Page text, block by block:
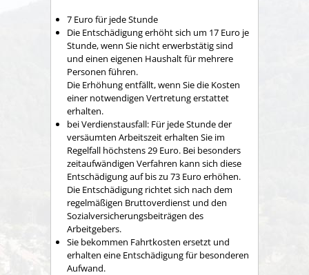
7 Euro für jede Stunde
Die Entschädigung erhöht sich um 17 Euro je
Stunde, wenn Sie nicht erwerbstätig sind
und einen eigenen Haushalt für mehrere
Personen führen.
Die Erhöhung entfällt, wenn Sie die Kosten
einer notwendigen Vertretung erstattet
erhalten.
bei Verdienstausfall: Für jede Stunde der
versäumten Arbeitszeit erhalten Sie im
Regelfall höchstens 29 Euro. Bei besonders
zeitaufwändigen Verfahren kann sich diese
Entschädigung auf bis zu 73 Euro erhöhen.
Die Entschädigung richtet sich nach dem
regelmäßigen Bruttoverdienst und den
Sozialversicherungsbeiträgen des
Arbeitgebers.
Sie bekommen Fahrtkosten ersetzt und
erhalten eine Entschädigung für besonderen
Aufwand.